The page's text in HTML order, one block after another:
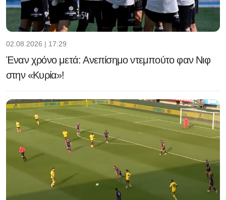
02.08.2026 | 17:29
Έναν χρόνο μετά: Ανεπίσημο ντεμπούτο φαν Νιφ
στην «Κυρία»!